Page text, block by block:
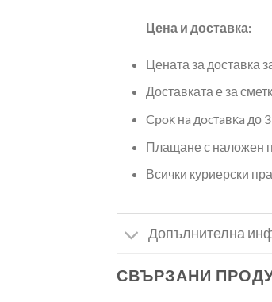
Цена и доставка:
Цената за доставка
Доставката е за
Cpoĸ нa дocтaвĸa до
Плащане с наложен
Всички куриерски
Допълнителна
СВЪРЗАНИ